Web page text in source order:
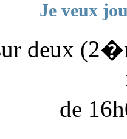
Je veux
deux
de